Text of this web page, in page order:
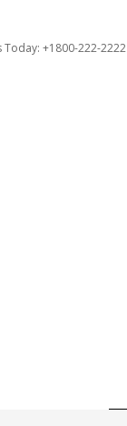
+1800-222-2222